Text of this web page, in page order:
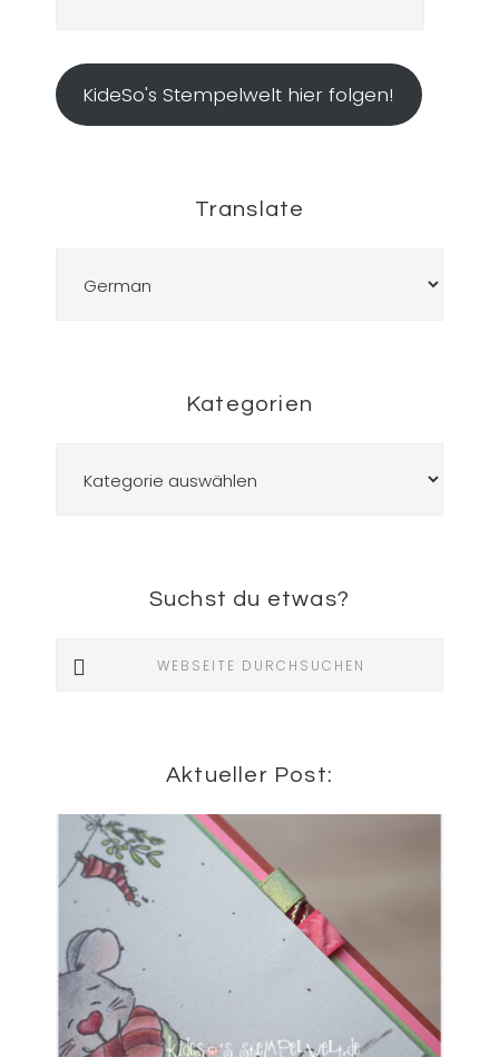
KideSo's Stempelwelt hier folgen!
Translate
Kategorien
Suchst du etwas?
Aktueller Post: